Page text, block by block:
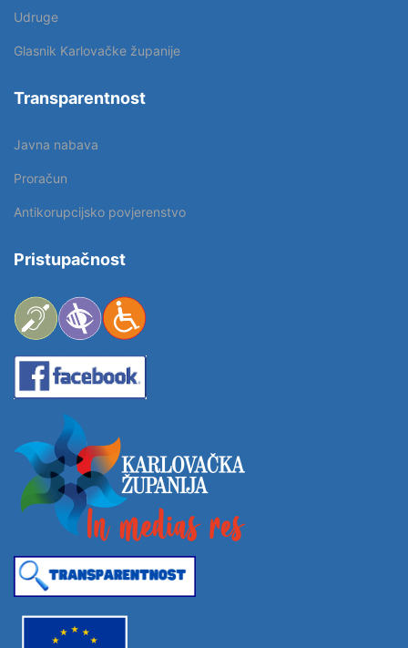
Udruge
Glasnik Karlovačke županije
Transparentnost
Javna nabava
Proračun
Antikorupcijsko povjerenstvo
Pristupačnost